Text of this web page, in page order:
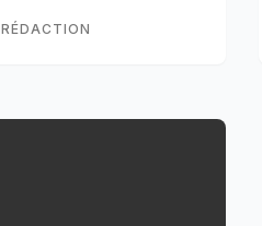
RÉDACTION